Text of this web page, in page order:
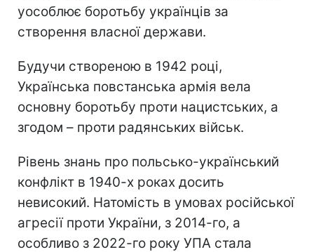
уособлює боротьбу українців за
створення власної держави.
Будучи створеною в 1942 році,
Українська повстанська армія вела
основну боротьбу проти нацистських, а
згодом – проти радянських військ.
Рівень знань про польсько-український
конфлікт в 1940-х роках досить
невисокий. Натомість в умовах російської
агресії проти України, з 2014-го, а
особливо з 2022-го року УПА стала